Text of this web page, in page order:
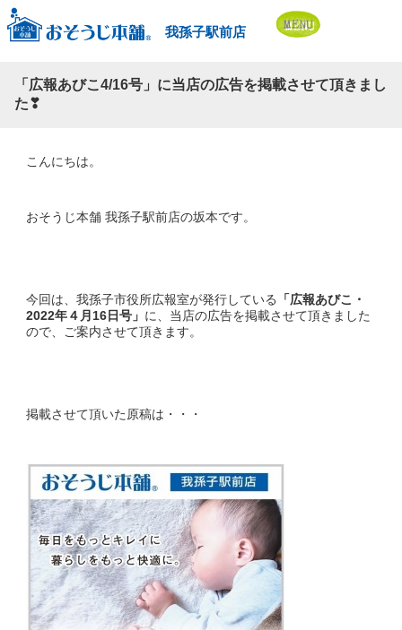
我孫子駅前店
「広報あびこ4/16号」に当店の広告を掲載させて頂きまし
た❣
こんにちは。
おそうじ本舗 我孫子駅前店の坂本です。
今回は、我孫子市役所広報室が発行している
「広報あびこ・
2022年４月16日号」 に、当店の広告を掲載させて頂きました
ので、ご案内させて頂きます。
掲載させて頂いた原稿は・・・